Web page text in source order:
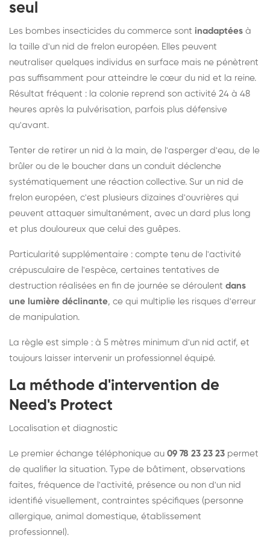
seul
Les bombes insecticides du commerce sont inadaptées à
la taille d'un nid de frelon européen. Elles peuvent
neutraliser quelques individus en surface mais ne pénètrent
pas suffisamment pour atteindre le cœur du nid et la reine.
Résultat fréquent : la colonie reprend son activité 24 à 48
heures après la pulvérisation, parfois plus défensive
qu'avant.
Tenter de retirer un nid à la main, de l'asperger d'eau, de le
brûler ou de le boucher dans un conduit déclenche
systématiquement une réaction collective. Sur un nid de
frelon européen, c'est plusieurs dizaines d'ouvrières qui
peuvent attaquer simultanément, avec un dard plus long
et plus douloureux que celui des guêpes.
Particularité supplémentaire : compte tenu de l'activité
crépusculaire de l'espèce, certaines tentatives de
destruction réalisées en fin de journée se déroulent dans
une lumière déclinante, ce qui multiplie les risques d'erreur
de manipulation.
La règle est simple : à 5 mètres minimum d'un nid actif, et
toujours laisser intervenir un professionnel équipé.
La méthode d'intervention de
Need's Protect
Localisation et diagnostic
Le premier échange téléphonique au 09 78 23 23 23 permet
de qualifier la situation. Type de bâtiment, observations
faites, fréquence de l'activité, présence ou non d'un nid
identifié visuellement, contraintes spécifiques (personne
allergique, animal domestique, établissement
professionnel).